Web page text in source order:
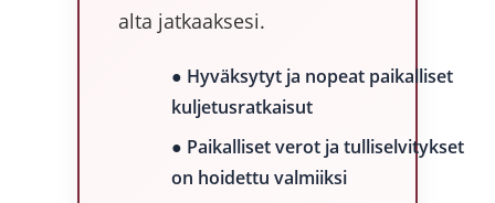
alta jatkaaksesi.
● Hyväksytyt ja nopeat paikalliset
kuljetusratkaisut
● Paikalliset verot ja tulliselvitykset
on hoidettu valmiiksi